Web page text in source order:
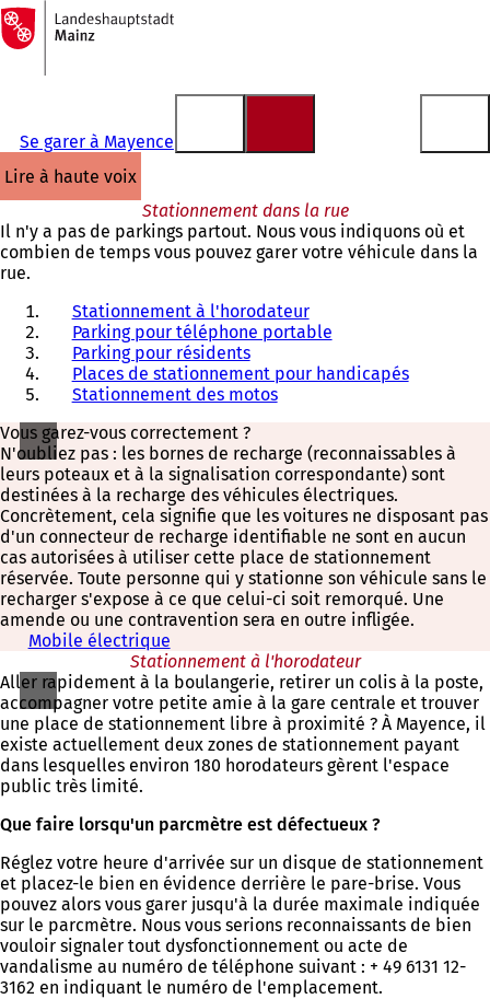
Accéder au contenu
Vers
la
page
d'accueil
Se garer à Mayence
lire à haute voix
Stationnement dans la rue
Il n'y a pas de parkings partout. Nous vous indiquons où et
combien de temps vous pouvez garer votre véhicule dans la
rue.
Stationnement à l'horodateur
Parking pour téléphone portable
Parking pour résidents
Places de stationnement pour handicapés
Stationnement des motos
Vous garez-vous correctement ?
N'oubliez pas : les bornes de recharge (reconnaissables à
leurs poteaux et à la signalisation correspondante) sont
destinées à la recharge des véhicules électriques.
Concrètement, cela signifie que les voitures ne disposant pas
d'un connecteur de recharge identifiable ne sont en aucun
cas autorisées à utiliser cette place de stationnement
réservée. Toute personne qui y stationne son véhicule sans le
recharger s'expose à ce que celui-ci soit remorqué. Une
amende ou une contravention sera en outre infligée.
Mobile électrique
Stationnement à l'horodateur
Aller rapidement à la boulangerie, retirer un colis à la poste,
accompagner votre petite amie à la gare centrale et trouver
une place de stationnement libre à proximité ? À Mayence, il
existe actuellement deux zones de stationnement payant
dans lesquelles environ 180 horodateurs gèrent l'espace
public très limité.
Que faire lorsqu'un parcmètre est défectueux ?
Réglez votre heure d'arrivée sur un disque de stationnement
et placez-le bien en évidence derrière le pare-brise. Vous
pouvez alors vous garer jusqu'à la durée maximale indiquée
sur le parcmètre. Nous vous serions reconnaissants de bien
vouloir signaler tout dysfonctionnement ou acte de
vandalisme au numéro de téléphone suivant : + 49 6131 12-
3162 en indiquant le numéro de l'emplacement.